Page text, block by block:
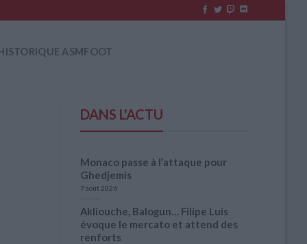
ASMFOOT
DANS L'ACTU
Monaco passe à l’attaque pour
Ghedjemis
7 août 2026
Akliouche, Balogun… Filipe Luis
évoque le mercato et attend des
renforts